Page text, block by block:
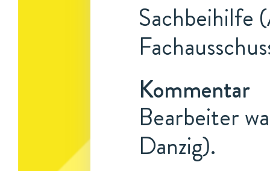
Sachbeihilfe
Kommentar
Bearbeiter
Danzig).